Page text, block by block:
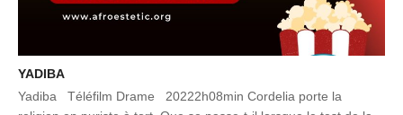
YADIBA
Yadiba Téléfilm Drame 20222h08min Cordelia porte la